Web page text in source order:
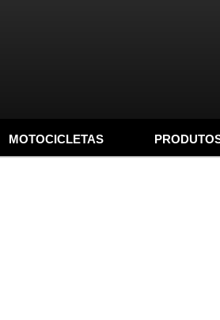
MOTOCICLETAS